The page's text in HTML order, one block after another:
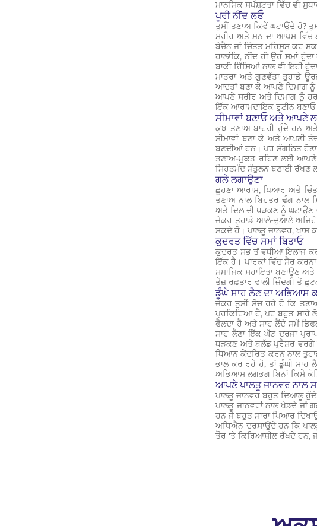
ਮਾਨਸਿਕ ਸਪੱਸ਼ਟਤਾ ਵਿੱਚ ਵੀ
ਪੂਰੀ ਨੀਂਦ ਲਓ
ਤੁਸੀਂ ਤਣਾਅ ਕਿਵੇਂ ਘਟਾਉਂਦੇ ਹੋ?
ਸਰੀਰ ਅਤੇ ਮਨ ਦਾ ਆਪਸ ਵਿੱਚ
ਬੇਚੈਨ ਜਾਂ ਚਿੰਤਤ ਮਹਿਸੂਸ ਕਰ
ਹਾਲਾਂਕਿ, ਨੀਂਦ ਹੀ ਉਹ ਸਮਾਂ
ਬਾਕੀ ਹਿੱਸਿਆਂ ਨਾਲ ਵੀ ਇਹੀ
ਮਾਤਰਾ ਅਤੇ ਗੁਣਵੱਤਾ ਤੁਹਾਡੇ
ਆਦਤਾਂ ਬਣਾ ਕੇ ਆਪਣੇ ਦਿਮਾਗ
ਆਪਣੇ ਸਰੀਰ ਅਤੇ ਦਿਮਾਗ ਨੂੰ
ਇੱਕ ਆਰਾਮਦਾਇਕ ਰੁਟੀਨ
ਸੀਮਾਵਾਂ ਬਣਾਓ ਅਤੇ ਆਪਣੇ
ਕੁਝ ਤਣਾਅ ਬਾਹਰੀ ਹੁੰਦੇ ਹਨ
ਸੀਮਾਵਾਂ ਬਣਾ ਕੇ ਅਤੇ ਆਪਣੀ
ਬਣਦੀਆਂ ਹਨ। ਪਰ ਸੰਗਠਿਤ
ਤਣਾਅ-ਮੁਕਤ ਰਹਿਣ ਲਈ ਆਪਣੇ
ਸਿਹਤਮੰਦ ਸੰਤੁਲਨ ਬਣਾਈ ਰੱਖਣ
ਗਲੇ ਲਗਾਉਣਾ
ਛੂਹਣਾ ਆਰਾਮ, ਪਿਆਰ ਅਤੇ
ਤਣਾਅ ਨਾਲ ਬਿਹਤਰ ਢੰਗ
ਅਤੇ ਦਿਲ ਦੀ ਧੜਕਣ ਨੂੰ ਘਟਾਉਣ
ਜੇਕਰ ਤੁਹਾਡੇ ਆਲੇ-ਦੁਆਲੇ ਅਜਿਹੇ
ਸਕਦੇ ਹੋ। ਪਾਲਤੂ ਜਾਨਵਰ, ਖਾਸ
ਕੁਦਰਤ ਵਿੱਚ ਸਮਾਂ ਬਿਤਾਓ
ਕੁਦਰਤ ਸਭ ਤੋਂ ਵਧੀਆ ਇਲਾਜ
ਇੱਕ ਹੈ। ਪਾਰਕਾਂ ਵਿੱਚ ਸੈਰ
ਸਮਾਜਿਕ ਸਹਾਇਤਾ ਬਣਾਉਣ
ਤੇਜ਼ ਰਫ਼ਤਾਰ ਵਾਲੀ ਜ਼ਿੰਦਗੀ ਤੋਂ
ਡੂੰਘੇ ਸਾਹ ਲੈਣ ਦਾ ਅਭਿਆਸ
ਜੇਕਰ ਤੁਸੀਂ ਸੋਚ ਰਹੇ ਹੋ ਕਿ
ਪ੍ਰਕਿਰਿਆ ਹੈ, ਪਰ ਬਹੁਤ ਸਾਰੇ
ਫੈਲਦਾ ਹੈ ਅਤੇ ਸਾਹ ਲੈਂਦੇ ਸਮੇਂ
ਸਾਹ ਲੈਣਾ ਇੱਕ ਘੱਟ ਦਰਜਾ
ਧੜਕਣ ਅਤੇ ਬਲੱਡ ਪ੍ਰੈਸ਼ਰ ਵਰਗੇ
ਧਿਆਨ ਕੇਂਦਰਿਤ ਕਰਨ ਨਾਲ
ਭਾਲ ਕਰ ਰਹੇ ਹੋ, ਤਾਂ ਡੂੰਘੀ ਸਾਹ
ਅਭਿਆਸ ਲਗਭਗ ਬਿਨਾਂ ਕਿਸੇ
ਆਪਣੇ ਪਾਲਤੂ ਜਾਨਵਰ ਨਾਲ
ਪਾਲਤੂ ਜਾਨਵਰ ਬਹੁਤ ਦਿਆਲੂ
ਪਾਲਤੂ ਜਾਨਵਰਾਂ ਨਾਲ ਖੇਡਦੇ ਜਾਂ
ਹਨ ਜੋ ਬਹੁਤ ਸਾਰਾ ਪਿਆਰ
ਅਧਿਐਨ ਦਰਸਾਉਂਦੇ ਹਨ ਕਿ
ਤੌਰ 'ਤੇ ਕਿਰਿਆਸ਼ੀਲ ਰੱਖਦੇ ਹਨ,